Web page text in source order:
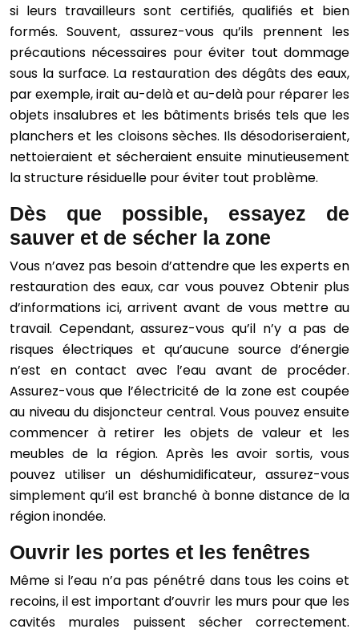
si leurs travailleurs sont certifiés, qualifiés et bien
formés. Souvent, assurez-vous qu’ils prennent les
précautions nécessaires pour éviter tout dommage
sous la surface. La restauration des dégâts des eaux,
par exemple, irait au-delà et au-delà pour réparer les
objets insalubres et les bâtiments brisés tels que les
planchers et les cloisons sèches. Ils désodoriseraient,
nettoieraient et sécheraient ensuite minutieusement
la structure résiduelle pour éviter tout problème.
Dès que possible, essayez de
sauver et de sécher la zone
Vous n’avez pas besoin d’attendre que les experts en
restauration des eaux, car vous pouvez Obtenir plus
d’informations ici, arrivent avant de vous mettre au
travail. Cependant, assurez-vous qu’il n’y a pas de
risques électriques et qu’aucune source d’énergie
n’est en contact avec l’eau avant de procéder.
Assurez-vous que l’électricité de la zone est coupée
au niveau du disjoncteur central. Vous pouvez ensuite
commencer à retirer les objets de valeur et les
meubles de la région. Après les avoir sortis, vous
pouvez utiliser un déshumidificateur, assurez-vous
simplement qu’il est branché à bonne distance de la
région inondée.
Ouvrir les portes et les fenêtres
Même si l’eau n’a pas pénétré dans tous les coins et
recoins, il est important d’ouvrir les murs pour que les
cavités murales puissent sécher correctement.